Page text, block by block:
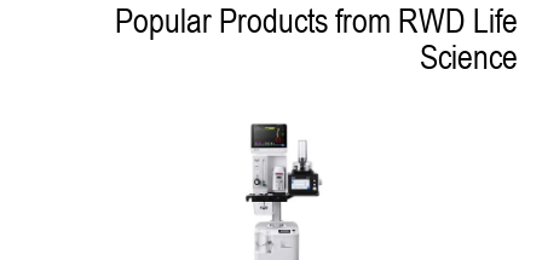
Popular Products from RWD Life
Science